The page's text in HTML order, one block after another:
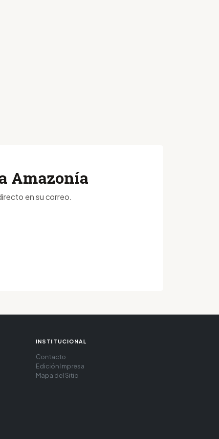
Amazonía
en su correo.
INSTITUCIONAL
Contacto
Edición Impresa
Mapa del Sitio